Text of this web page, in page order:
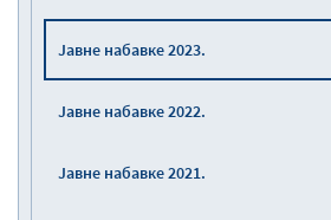
Јавне набавке 2023.
Јавне набавке 2022.
Јавне набавке 2021.